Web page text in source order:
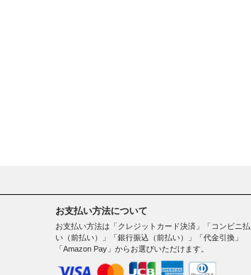
お支払い方法について
お支払い方法は「クレジットカード決済」「コンビニ払
い（前払い）」「銀行振込（前払い）」「代金引換」
「Amazon Pay」からお選びいただけます。